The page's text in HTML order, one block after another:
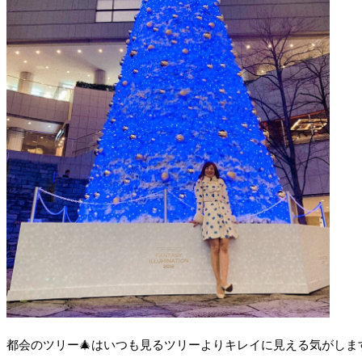
都会のツリー🎄はいつも見るツリーよりキレイに見える気がしま